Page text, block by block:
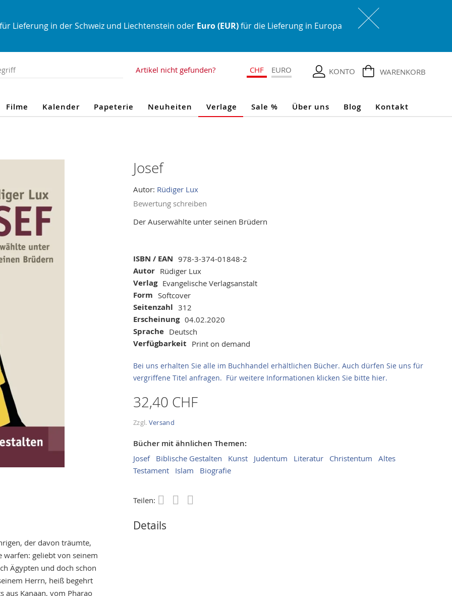
für Lieferung in der Schweiz und Liechtenstein oder Euro (EUR)für die Lieferung in Europa
WARENKORB
KONTO
Artikel nicht gefunden? CHF EURO
Filme Kalender Papeterie Neuheiten Verlage Sale % Über uns Blog Kontakt
Josef
Autor: Rüdiger Lux
Bewertung schreiben
Der Auserwählte unter seinen Brüdern
Mehr
Informationen
ISBN / EAN 978-3-374-01848-2
Autor Rüdiger Lux
Verlag Evangelische Verlagsanstalt
Form Softcover
Seitenzahl 312
Erscheinung 04.02.2020
Sprache Deutsch
Verfügbarkeit Print on demand
Bei uns erhalten Sie alle im Buchhandel erhältlichen Bücher. Auch dürfen Sie uns für
vergriffene Titel anfragen. Für weitere Informationen klicken Sie bitte hier.
32,40 CHF
Zzgl. Versand
Bücher mit ähnlichen Themen:
Josef Biblische Gestalten Kunst Judentum Literatur Christentum
Altes
Testament
Islam Biografie
Teilen:
der davon träumte,
warfen: geliebt von seinem
Ägypten und doch schon
Herrn, heiß begehrt
aus Kanaan, vom Pharao
Details